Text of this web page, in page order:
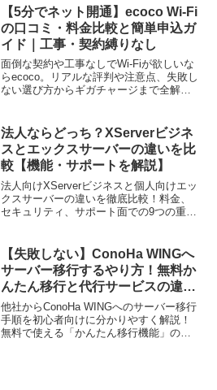
ワード調査から記事生成・リライト機能
を使った結果をぶっちゃけます。無料ト
ライアルや他社比較も網羅。
【5分でネット開通】ecoco Wi-Fi
の口コミ・料金比較と簡単申込ガ
イド｜工事・契約縛りなし
面倒な契約や工事なしでWi-Fiが欲しいな
らecoco。リアルな評判や注意点、失敗し
ない選び方からギガチャージまで全解
法人ならどっち？XServerビジネ
スとエックスサーバーの違いを比
較【機能・サポートを解説】
法人向けXServerビジネスと個人向けエッ
クスサーバーの違いを徹底比較！料金、
セキュリティ、サポート面での9つの重要
を選ぶための必須ガイド
【失敗しない】ConoHa WINGへ
サーバー移行するやり方！無料か
んたん移行と代行サービスの違い
を解説
他社からConoHa WINGへのサーバー移行
手順を初心者向けに分かりやすく解説！
無料で使える「かんたん移行機能」の具